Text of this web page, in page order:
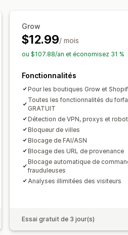
développeur
de droits d’auteur
Grow
$12.99/ mois
ou $107.88/an et économisez 31 %
Fonctionnalités
Pour les boutiques Grow et
Toutes les fonctionnalités du
GRATUIT
Détection de VPN, proxys et
Bloqueur de villes
Blocage de FAI/ASN
Blocage des URL de provenance
Blocage automatique de
frauduleuses
Analyses illimitées des visiteurs
Essai gratuit de 3 jour(s)